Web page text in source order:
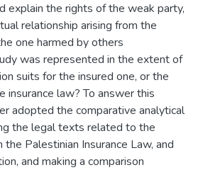
explain the rights of the weak party,
relationship arising from the
one harmed by others
was represented in the extent of
suits for the insured one, or the
insurance law? To answer this
adopted the comparative analytical
the legal texts related to the
Palestinian Insurance Law, and
and making a comparison